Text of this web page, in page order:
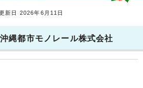
日 2026年6月11日
縄都市モノレール株式会社